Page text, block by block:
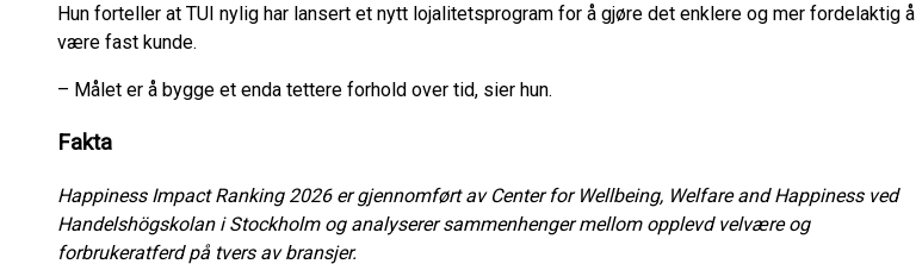
Hun forteller at TUI nylig har lansert et nytt lojalitetsprogram for å gjøre det enklere og mer fordelaktig å
være fast kunde.
– Målet er å bygge et enda tettere forhold over tid, sier hun.
Fakta
Happiness Impact Ranking 2026 er gjennomført av Center for Wellbeing, Welfare and Happiness ved
Handelshögskolan i Stockholm og analyserer sammenhenger mellom opplevd velvære og
forbrukeratferd på tvers av bransjer.